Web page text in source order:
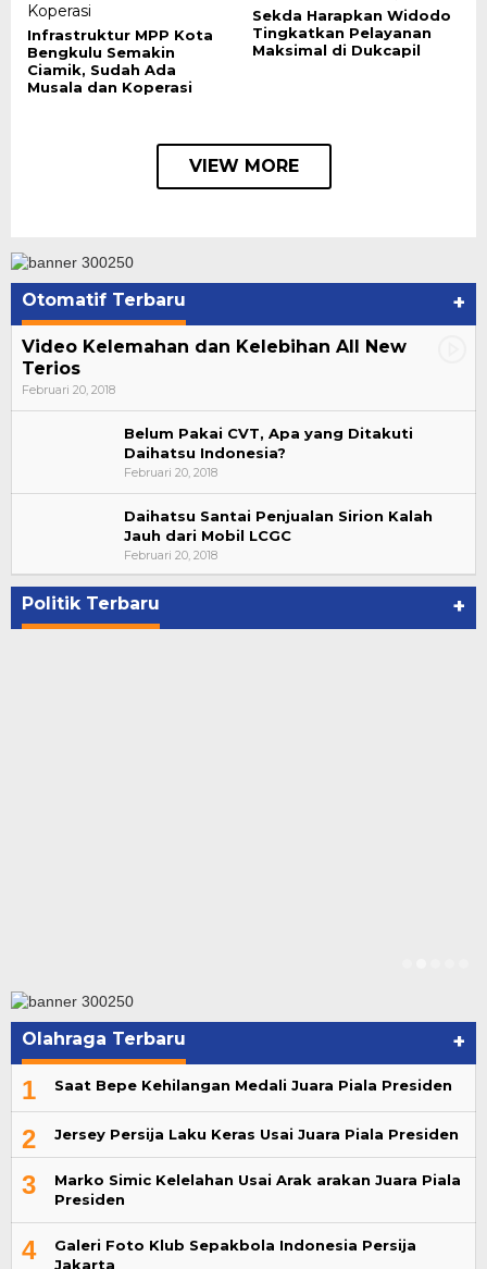
Infrastruktur MPP Kota
Bengkulu Semakin
Ciamik, Sudah Ada
Musala dan Koperasi
Sekda Harapkan Widodo
Tingkatkan Pelayanan
Maksimal di Dukcapil
VIEW MORE
Otomatif Terbaru +
Video Kelemahan dan Kelebihan All New
Terios
Februari 20, 2018
Belum Pakai CVT, Apa yang Ditakuti
Daihatsu Indonesia?
Februari 20, 2018
Daihatsu Santai Penjualan Sirion Kalah
Jauh dari Mobil LCGC
Februari 20, 2018
Politik Terbaru +
Bupati Ahmad Hijazi, Hadiri Paripurna Hasil
Penetapan Paslon Bupati dan Wabup Te…
Di NASIONAL, POLITIK, REJANG LEBONG
Olahraga Terbaru +
1 Saat Bepe Kehilangan Medali Juara Piala Presiden
2 Jersey Persija Laku Keras Usai Juara Piala Presiden
3
Marko Simic Kelelahan Usai Arak arakan Juara Piala
Presiden
4
Galeri Foto Klub Sepakbola Indonesia Persija
Jakarta